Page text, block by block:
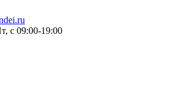
с 09:00-19:00